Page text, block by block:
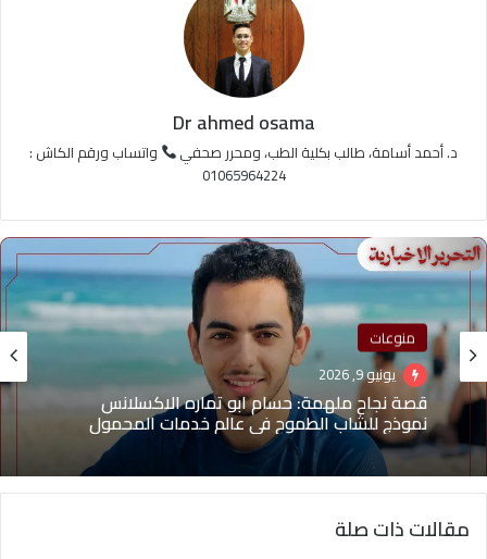
Dr ahmed osama
د. أحمد أسامة، طالب بكلية الطب، ومحرر صحفي
واتساب ورقم الكاش :
01065964224
منوعات
يونيو 9, 2026
قصة نجاح ملهمة: حسام ابو تماره الاكسلانس
نموذج للشاب الطموح في عالم خدمات المحمول
مقالات ذات صلة